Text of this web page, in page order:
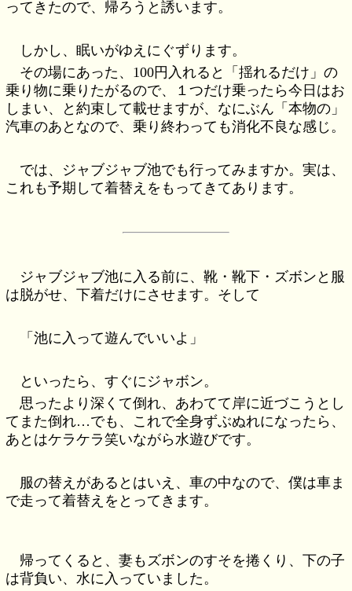
ってきたので、帰ろうと誘います。
しかし、眠いがゆえにぐずります。
その場にあった、100円入れると「揺れるだけ」の
乗り物に乗りたがるので、１つだけ乗ったら今日はお
しまい、と約束して載せますが、なにぶん「本物の」
汽車のあとなので、乗り終わっても消化不良な感じ。
では、ジャブジャブ池でも行ってみますか。実は、
これも予期して着替えをもってきてあります。
ジャブジャブ池に入る前に、靴・靴下・ズボンと服
は脱がせ、下着だけにさせます。そして
「池に入って遊んでいいよ」
といったら、すぐにジャボン。
思ったより深くて倒れ、あわてて岸に近づこうとし
てまた倒れ…でも、これで全身ずぶぬれになったら、
あとはケラケラ笑いながら水遊びです。
服の替えがあるとはいえ、車の中なので、僕は車ま
で走って着替えをとってきます。
帰ってくると、妻もズボンのすそを捲くり、下の子
は背負い、水に入っていました。